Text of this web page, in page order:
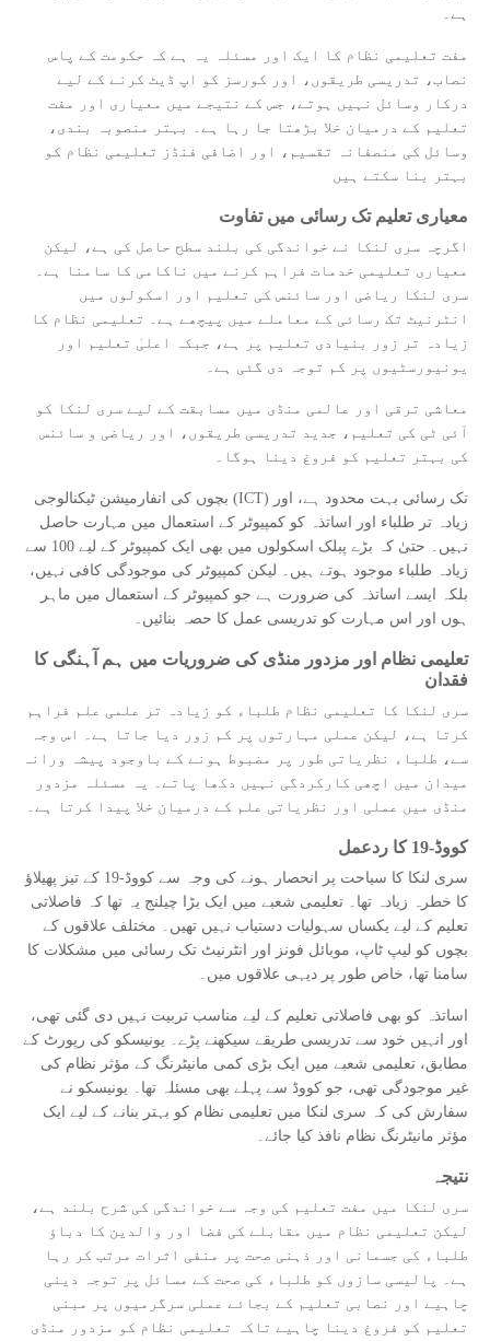
ہے۔
مفت تعلیمی نظام کا ایک اور مسئلہ یہ ہے کہ حکومت کے پاس
نصاب، تدریسی طریقوں، اور کورسز کو اپ ڈیٹ کرنے کے لیے
درکار وسائل نہیں ہوتے، جس کے نتیجے میں معیاری اور مفت
تعلیم کے درمیان خلا بڑھتا جا رہا ہے۔ بہتر منصوبہ بندی،
وسائل کی منصفانہ تقسیم، اور اضافی فنڈز تعلیمی نظام کو
بہتر بنا سکتے ہیں
معیاری تعلیم تک رسائی میں تفاوت
اگرچہ سری لنکا نے خواندگی کی بلند سطح حاصل کی ہے، لیکن
معیاری تعلیمی خدمات فراہم کرنے میں ناکامی کا سامنا ہے۔
سری لنکا ریاضی اور سائنس کی تعلیم اور اسکولوں میں
انٹرنیٹ تک رسائی کے معاملے میں پیچھے ہے۔ تعلیمی نظام کا
زیادہ تر زور بنیادی تعلیم پر ہے، جبکہ اعلیٰ تعلیم اور
یونیورسٹیوں پر کم توجہ دی گئی ہے۔
معاشی ترقی اور عالمی منڈی میں مسابقت کے لیے سری لنکا کو
آئی ٹی کی تعلیم، جدید تدریسی طریقوں، اور ریاضی و سائنس
کی بہتر تعلیم کو فروغ دینا ہوگا۔
بچوں کی انفارمیشن ٹیکنالوجی (ICT) تک رسائی بہت محدود ہے، اور
زیادہ تر طلباء اور اساتذہ کو کمپیوٹر کے استعمال میں مہارت حاصل
نہیں۔ حتیٰ کہ بڑے پبلک اسکولوں میں بھی ایک کمپیوٹر کے لیے 100 سے
زیادہ طلباء موجود ہوتے ہیں۔ لیکن کمپیوٹر کی موجودگی کافی نہیں،
بلکہ ایسے اساتذہ کی ضرورت ہے جو کمپیوٹر کے استعمال میں ماہر
ہوں اور اس مہارت کو تدریسی عمل کا حصہ بنائیں۔
تعلیمی نظام اور مزدور منڈی کی ضروریات میں ہم آہنگی کا
فقدان
سری لنکا کا تعلیمی نظام طلباء کو زیادہ تر علمی علم فراہم
کرتا ہے، لیکن عملی مہارتوں پر کم زور دیا جاتا ہے۔ اس وجہ
سے، طلباء نظریاتی طور پر مضبوط ہونے کے باوجود پیشہ ورانہ
میدان میں اچھی کارکردگی نہیں دکھا پاتے۔ یہ مسئلہ مزدور
منڈی میں عملی اور نظریاتی علم کے درمیان خلا پیدا کرتا ہے۔
کووڈ-19 کا ردعمل
سری لنکا کا سیاحت پر انحصار ہونے کی وجہ سے کووڈ-19 کے تیز پھیلاؤ
کا خطرہ زیادہ تھا۔ تعلیمی شعبے میں ایک بڑا چیلنج یہ تھا کہ فاصلاتی
تعلیم کے لیے یکساں سہولیات دستیاب نہیں تھیں۔ مختلف علاقوں کے
بچوں کو لیپ ٹاپ، موبائل فونز اور انٹرنیٹ تک رسائی میں مشکلات کا
سامنا تھا، خاص طور پر دیہی علاقوں میں۔
اساتذہ کو بھی فاصلاتی تعلیم کے لیے مناسب تربیت نہیں دی گئی تھی،
اور انہیں خود سے تدریسی طریقے سیکھنے پڑے۔ یونیسکو کی رپورٹ کے
مطابق، تعلیمی شعبے میں ایک بڑی کمی مانیٹرنگ کے مؤثر نظام کی
غیر موجودگی تھی، جو کووڈ سے پہلے بھی مسئلہ تھا۔ یونیسکو نے
سفارش کی کہ سری لنکا میں تعلیمی نظام کو بہتر بنانے کے لیے ایک
مؤثر مانیٹرنگ نظام نافذ کیا جائے۔
نتیجہ
سری لنکا میں مفت تعلیم کی وجہ سے خواندگی کی شرح بلند ہے،
لیکن تعلیمی نظام میں مقابلے کی فضا اور والدین کا دباؤ
طلباء کی جسمانی اور ذہنی صحت پر منفی اثرات مرتب کر رہا
ہے۔ پالیسی سازوں کو طلباء کی صحت کے مسائل پر توجہ دینی
چاہیے اور نصابی تعلیم کے بجائے عملی سرگرمیوں پر مبنی
تعلیم کو فروغ دینا چاہیے تاکہ تعلیمی نظام کو مزدور منڈی